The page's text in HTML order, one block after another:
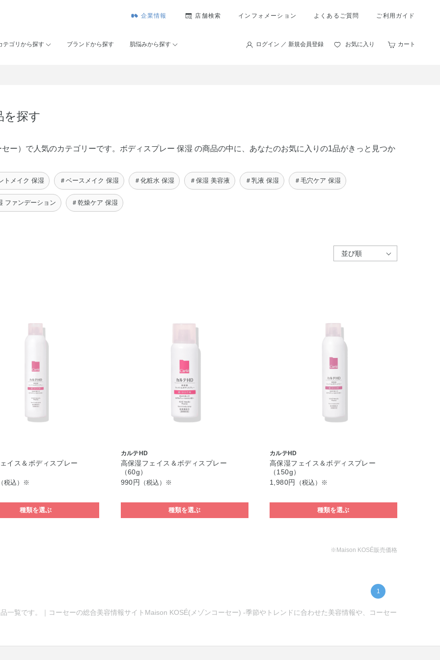
企業情報 店舗検索 インフォメーション よくあるご質問 ご利用ガイド
テゴリから探す ブランドから探す 肌悩みから探す ログイン ／ 新規会員登録 お気に入り カート
を探す
ー）で人気のカテゴリーです。ボディスプレー 保湿 の商品の中に、あなたのお気に入りの1品がきっと見つか
トメイク 保湿 ＃ベースメイク 保湿 ＃化粧水 保湿 ＃保湿 美容液 ＃乳液 保湿 ＃毛穴ケア 保湿
ファンデーション ＃乾燥ケア 保湿
イス＆ボディスプレー
税込）※
種類を選ぶ
カルテHD
高保湿フェイス＆ボディスプレー
（60g）
990円
（税込）※
種類を選ぶ
カルテHD
高保湿フェイス＆ボディスプレー
（150g）
1,980円
（税込）※
種類を選ぶ
※Maison KOSÉ販売価格
1
一覧です。｜コーセーの総合美容情報サイトMaison KOSÉ(メゾンコーセー) -季節やトレンドに合わせた美容情報や、コーセー